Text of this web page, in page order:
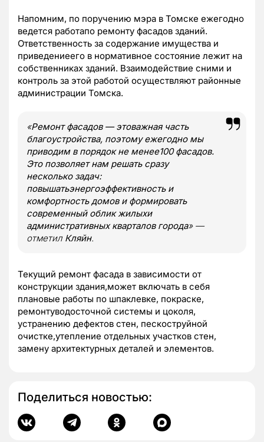
Напомним, по поручению мэра в Томске ежегодно
ведется работапо ремонту фасадов зданий.
Ответственность за содержание имущества и
приведениеего в нормативное состояние лежит на
собственниках зданий. Взаимодействие сними и
контроль за этой работой осуществляют районные
администрации Томска.
«Ремонт фасадов — этоважная часть
благоустройства, поэтому ежегодно мы
приводим в порядок не менее100 фасадов.
Это позволяет нам решать сразу
несколько задач:
повышатьэнергоэффективность и
комфортность домов и формировать
современный облик жилыхи
административных кварталов города» —
отметил Кляйн.
Текущий ремонт фасада в зависимости от
конструкции здания,может включать в себя
плановые работы по шпаклевке, покраске,
ремонтуводосточной системы и цоколя,
устранению дефектов стен, пескоструйной
очистке,утепление отдельных участков стен,
замену архитектурных деталей и элементов.
Поделиться новостью: